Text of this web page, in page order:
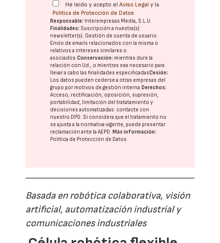
He leído y acepto elAviso Legal y la
Política de Protección de Datos
Responsable: Interempresas Media, S.L.U.
Finalidades: Suscripción a nuestra(s)
newsletter(s). Gestión de cuenta de usuario.
Envío de emails relacionados con la misma o
relativos a intereses similares o
asociados.Conservación: mientras dure la
relación con Ud., o mientras sea necesario para
llevar a cabo las finalidades especificadasCesión:
Los datos pueden cederse a otras empresas del
grupo por motivos de gestión interna.Derechos:
Acceso, rectificación, oposición, supresión,
portabilidad, limitación del tratatamiento y
decisiones automatizadas: contacte con
nuestro DPD. Si considera que el tratamiento no
se ajusta a la normativa vigente, puede presentar
reclamación ante laAEPD.Más información:
Política de Protección de Datos
Basada en robótica colaborativa, visión
artificial, automatización industrial y
comunicaciones industriales